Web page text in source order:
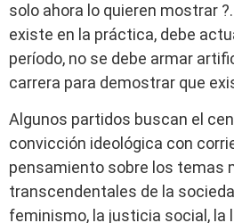
solo ahora lo quieren mostrar
existe en la práctica, debe
período, no se debe armar
carrera para demostrar que
Algunos partidos buscan el
convicción ideológica con
pensamiento sobre los temas
transcendentales de la
feminismo, la justicia social, la